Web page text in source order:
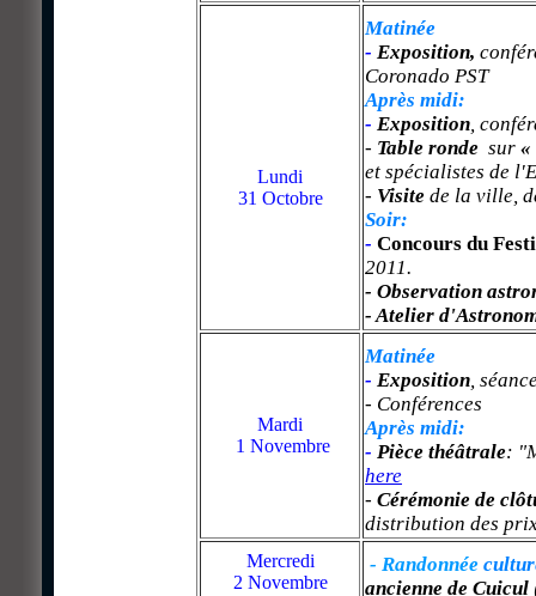
Lundi
31 Octobre
Matinée
- Exposition,
Coronado PST
Après midi:
- Exposition,
- Table ronde sur «
et spécialistes de
- Visite de la ville,
Soir:
- Concours du
2011.
- Observation
- Atelier
Mardi
1 Novembre
Matinée
- Exposition,
- Conférences
Après midi:
- Pièce théâtrale:
here
- Cérémonie de
distribution des
Mercredi
2 Novembre
- Randonnée
ancienne de